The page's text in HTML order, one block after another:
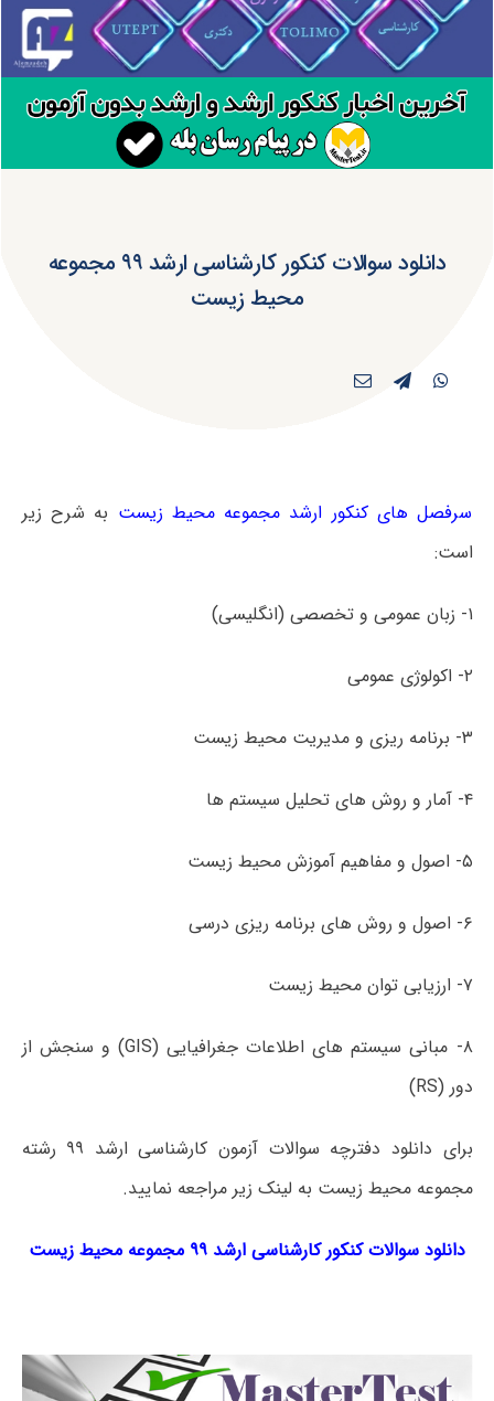
دانلود سوالات کنکور کارشناسی ارشد ۹۹ مجموعه
محیط زیست
سرفصل های کنکور ارشد مجموعه محیط زیست به شرح زیر
است:
۱- زبان عمومی و تخصصی (انگلیسی)
۲- اکولوژی عمومی
۳- برنامه­ ریزی و مدیریت محیط زیست
۴- آمار و روش ­های تحلیل سیستم­ ها
۵- اصول و مفاهیم آموزش محیط زیست
۶- اصول و روش­ های برنامه ریزی درسی
۷- ارزیابی توان محیط زیست
۸- مبانی سیستم ­های اطلاعات جغرافیایی (GIS) و سنجش از
دور (RS)
برای دانلود دفترچه سوالات آزمون کارشناسی ارشد ۹۹ رشته
مجموعه محیط زیست به لینک زیر مراجعه نمایید.
دانلود سوالات کنکور کارشناسی ارشد ۹۹ مجموعه محیط زیست